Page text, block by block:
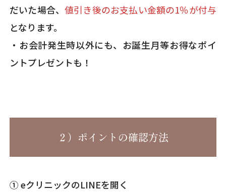
だいた場合、値引き後のお支払い金額の1％が付与
となります。
・お会計発生時以外にも、お誕生月等お得なポイ
ントプレゼントも！
２）ポイントの確認方法
① eクリニックのLINEを開く